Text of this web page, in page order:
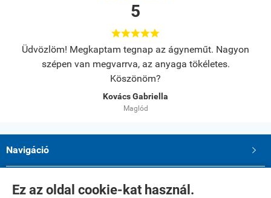
Ez az oldal cookie-kat használ.
5

Üdvözlöm! Megkaptam tegnap az ágyneműt. Nagyon
szépen van megvarrva, az anyaga tökéletes.
Köszönöm?
Kovács Gabriella
Maglód
Navigáció 